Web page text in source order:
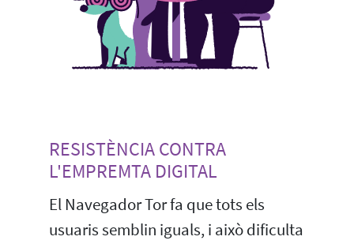
RESISTÈNCIA CONTRA
L'EMPREMTA DIGITAL
El Navegador Tor fa que tots els
usuaris semblin iguals, i això dificulta